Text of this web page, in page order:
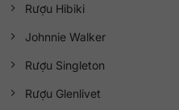
Rượu Hibiki
Johnnie Walker
Rượu Singleton
Rượu Glenlivet